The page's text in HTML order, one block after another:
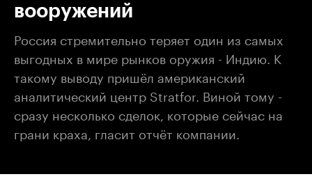
вооружений
Россия стремительно теряет один из самых
выгодных в мире рынков оружия - Индию. К
такому выводу пришёл американский
аналитический центр Stratfor. Виной тому -
сразу несколько сделок, которые сейчас на
грани краха, гласит отчёт компании.